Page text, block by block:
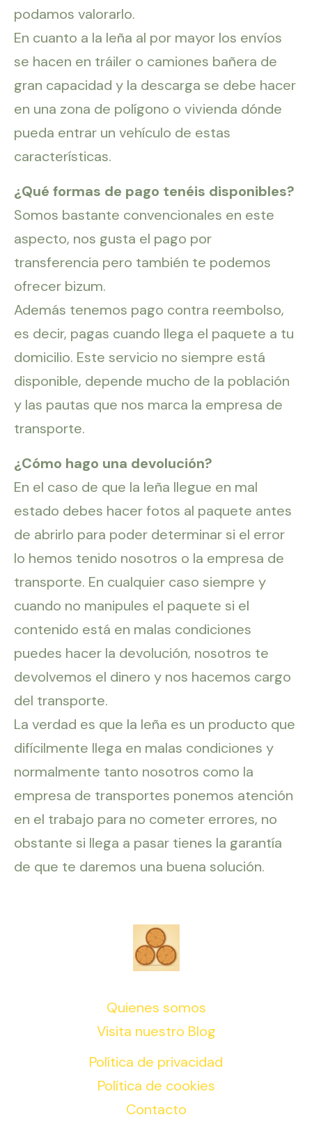
podamos valorarlo.
En cuanto a la leña al por mayor los envíos
se hacen en tráiler o camiones bañera de
gran capacidad y la descarga se debe hacer
en una zona de polígono o vivienda dónde
pueda entrar un vehículo de estas
características.
¿Qué formas de pago tenéis disponibles?
Somos bastante convencionales en este
aspecto, nos gusta el pago por
transferencia pero también te podemos
ofrecer bizum.
Además tenemos pago contra reembolso,
es decir, pagas cuando llega el paquete a tu
domicilio. Este servicio no siempre está
disponible, depende mucho de la población
y las pautas que nos marca la empresa de
transporte.
¿Cómo hago una devolución?
En el caso de que la leña llegue en mal
estado debes hacer fotos al paquete antes
de abrirlo para poder determinar si el error
lo hemos tenido nosotros o la empresa de
transporte. En cualquier caso siempre y
cuando no manipules el paquete si el
contenido está en malas condiciones
puedes hacer la devolución, nosotros te
devolvemos el dinero y nos hacemos cargo
del transporte.
La verdad es que la leña es un producto que
difícilmente llega en malas condiciones y
normalmente tanto nosotros como la
empresa de transportes ponemos atención
en el trabajo para no cometer errores, no
obstante si llega a pasar tienes la garantía
de que te daremos una buena solución.
Quienes somos
Visita nuestro Blog
Política de privacidad
Política de cookies
Contacto